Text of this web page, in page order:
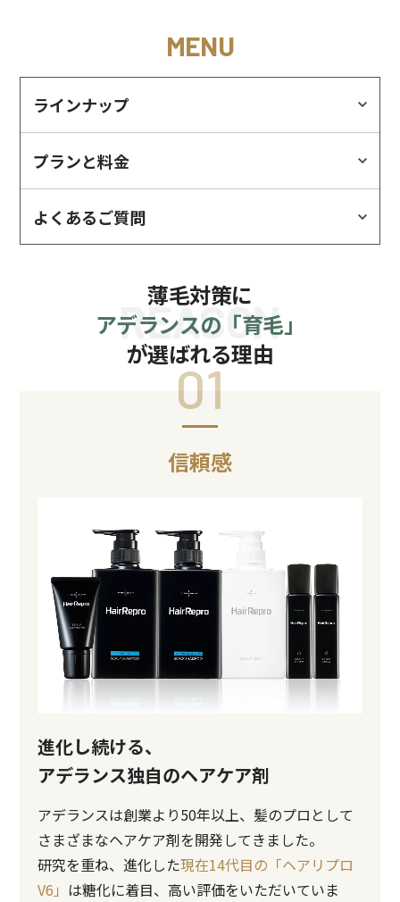
MENU
ラインナップ
プランと料金
よくあるご質問
REASON
薄毛対策に
アデランスの「育毛」
が選ばれる理由
01
信頼感
進化し続ける、
アデランス独自のヘアケア剤
アデランスは創業より50年以上、髪のプロとして
さまざまなヘアケア剤を開発してきました。
研究を重ね、進化した現在14代目の「ヘアリプロ
V6」 は糖化に着目、高い評価をいただいていま